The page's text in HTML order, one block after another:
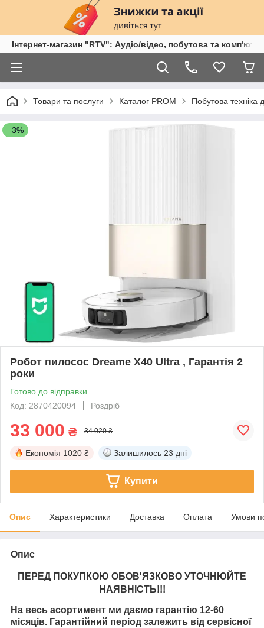
Інтернет-магазин "RTV": Аудіо/відео, побутова та
Товари та послуги Каталог PROM Побутова техніка
–3%
Робот пилосос Dreame X40 Ultra , Гарантія 2
роки
Готово до відправки
Код: 2870420094
Роздріб
33 000 ₴ 34 020 ₴
Економія 1020 ₴ Залишилось 23 дні
Купити
Опис Характеристики Доставка Оплата Умови
Опис
ПЕРЕД ПОКУПКОЮ ОБОВ'ЯЗКОВО УТОЧНЮЙТЕ
НАЯВНІСТЬ!!!
На весь асортимент ми даємо гарантію 12-60
місяців. Гарантійний період залежить від сервісної